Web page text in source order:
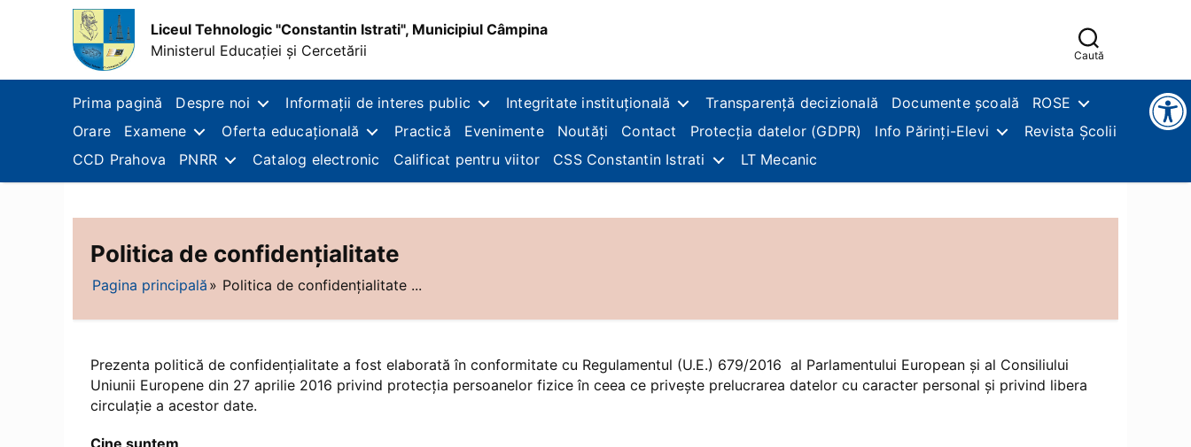
Liceul
Tehnologic
"Constantin
Istrati",
Municipiul
Câmpina
Liceul Tehnologic "Constantin Istrati", Municipiul Câmpina
Ministerul Educației și Cercetării
Caută
Prima pagină Despre noi Informații de interes public Integritate instituțională Transparență decizională Documente școală
ROSE
Orare
Examene Oferta educațională Practică Evenimente Noutăți Contact Protecția datelor (GDPR) Info Părinți-Elevi
Revista Școlii
CCD Prahova
PNRR Catalog electronic Calificat pentru viitor CSS Constantin Istrati LT Mecanic
Instrumente pentru accesibilitate
Politica de confidențialitate
Pagina principală Politica de confidențialitate ...
Prezenta politică de confidențialitate a fost elaborată în conformitate cu Regulamentul (U.E.) 679/2016 al Parlamentului European și al Consiliului
Uniunii Europene din 27 aprilie 2016 privind protecția persoanelor fizice în ceea ce privește prelucrarea datelor cu caracter personal și privind libera
circulație a acestor date.
Cine suntem